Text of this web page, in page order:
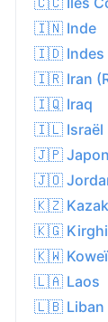
mer. 12. août
🇮🇳 Inde
🇮🇩 Indes
🇮🇷 Iran
🇮🇶 Iraq
🇮🇱 Israël
🇯🇵 Japon
🇯🇴
🇰🇿
🇰🇬
🇰🇼
🇱🇦 Laos
🇱🇧 Liban